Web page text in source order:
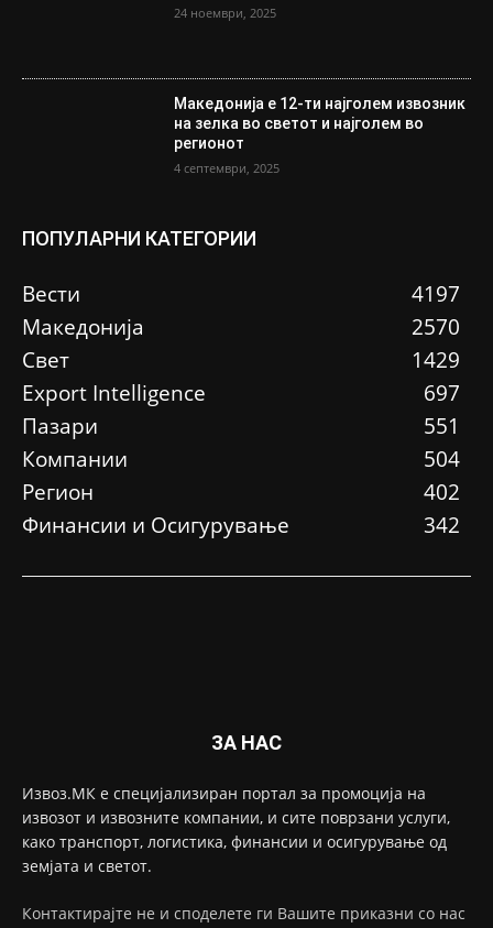
24 ноември, 2025
Македонија е 12-ти најголем извозник
на зелка во светот и најголем во
регионот
4 септември, 2025
ПОПУЛАРНИ КАТЕГОРИИ
Вести
4197
Македонија
2570
Свет
1429
Еxport Intelligence
697
Пазари
551
Компании
504
Регион
402
Финансии и Осигурување
342
ЗА НАС
Извоз.МК е специјализиран портал за промоција на
извозот и извозните компании, и сите поврзани услуги,
како транспорт, логистика, финансии и осигурување од
земјата и светот.
Контактирајте не и споделете ги Вашите приказни со нас